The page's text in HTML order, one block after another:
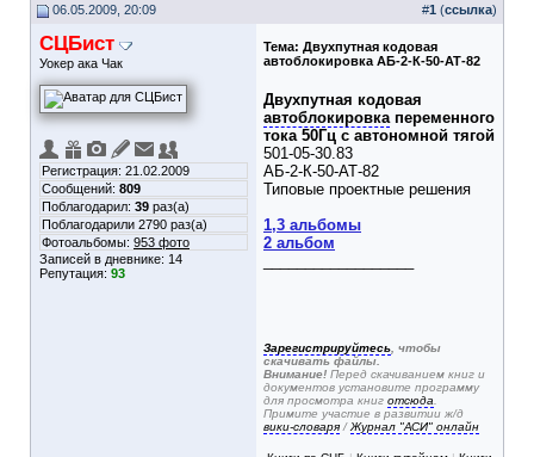
06.05.2009, 20:09 #1 (ссылка)
СЦБист
Уокер ака Чак
Регистрация: 21.02.2009
Сообщений: 809
Поблагодарил: 39 раз(а)
Поблагодарили 2790 раз(а)
Фотоальбомы: 953 фото
Записей в дневнике: 14
Репутация: 93
Тема: Двухпутная кодовая
автоблокировка АБ-2-К-50-АТ-82
Двухпутная кодовая
автоблокировкапеременного
тока 50Гц с автономной тягой
501-05-30.83
АБ-2-К-50-АТ-82
Типовые проектные решения
1,3 альбомы
2 альбом
Зарегистрируйтесь, чтобы
скачивать файлы.
Внимание! Перед скачиванием книг и
документов установите программу
для просмотра книг отсюда.
Примите участие в развитии ж/д
вики-словаря/Журнал "АСИ" онлайн